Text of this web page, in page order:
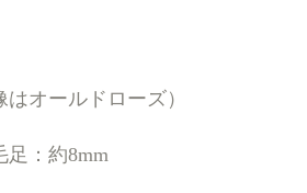
オールドローズ）
足：約8mm